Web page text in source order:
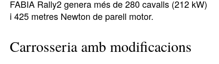
FABIA Rally2 genera més de 280 cavalls (212 kW)
i 425 metres Newton de parell motor.
Carrosseria amb modificacions